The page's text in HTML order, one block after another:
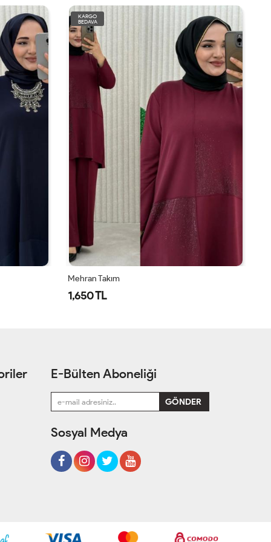
KARGO
BEDAVA
Mehran Takım
1,650 TL
E-Bülten Aboneliği
Sosyal Medya